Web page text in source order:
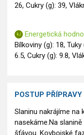
26, Cukry (g): 39,
Energetická
Bílkoviny (g): 18,
6.5, Cukry (g): 9.8,
POSTUP PŘÍPRAVY
Slaninu nakrájíme na
nasekáme.Na
šťávou. Kovbojské